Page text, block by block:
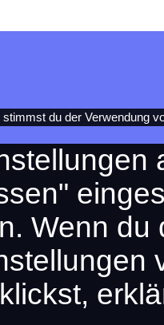
du der Verwendung
Wenn